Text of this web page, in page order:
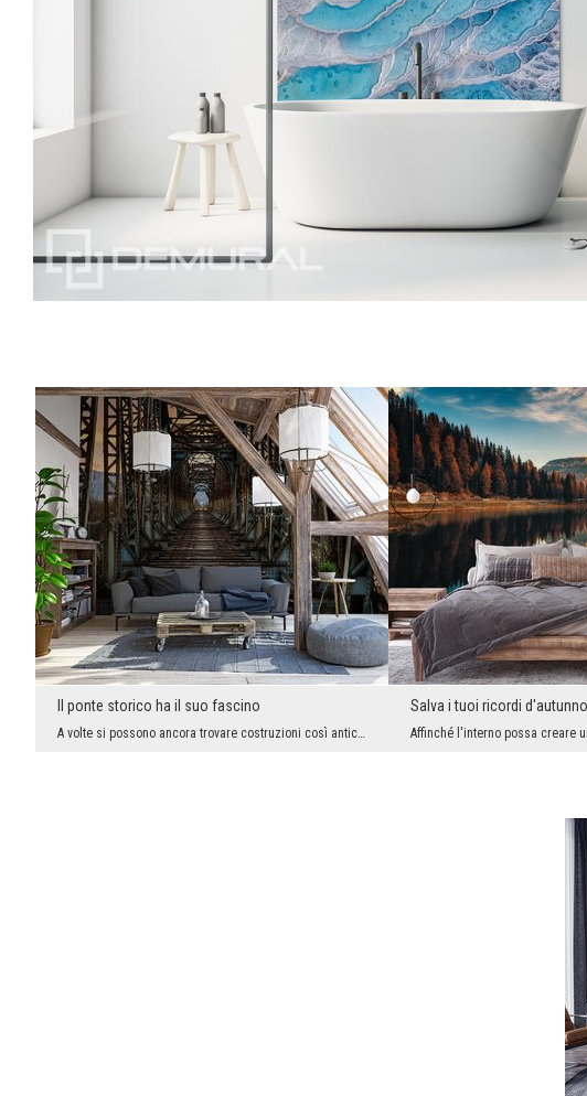
Il ponte storico ha il suo fascino
A volte si possono ancora trovare costruzioni così antiche. Abbandonate, fuori uso, deturpano il ...
Salva i tuoi ricordi d'autunno